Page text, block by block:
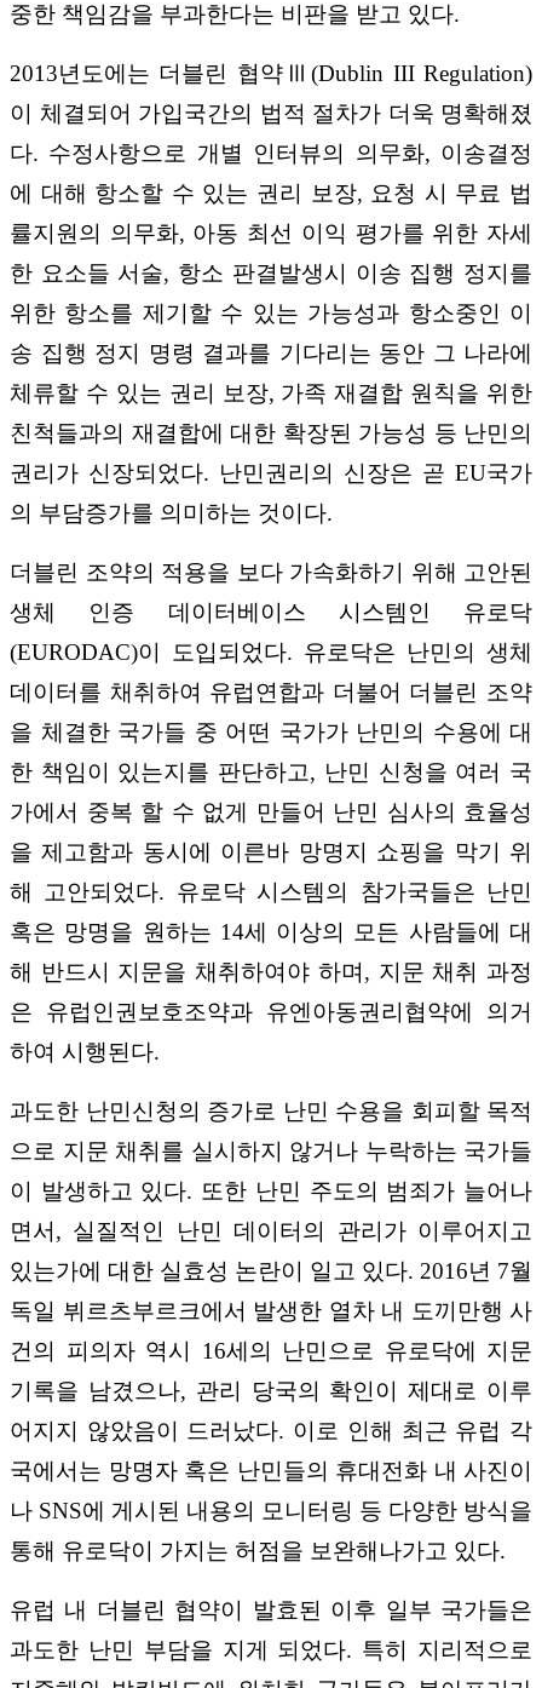
중한 책임감을 부과한다는 비판을 받고 있다.
2013년도에는 더블린 협약Ⅲ(Dublin III Regulation)
이 체결되어 가입국간의 법적 절차가 더욱 명확해졌
다. 수정사항으로 개별 인터뷰의 의무화, 이송결정
에 대해 항소할 수 있는 권리 보장, 요청 시 무료 법
률지원의 의무화, 아동 최선 이익 평가를 위한 자세
한 요소들 서술, 항소 판결발생시 이송 집행 정지를
위한 항소를 제기할 수 있는 가능성과 항소중인 이
송 집행 정지 명령 결과를 기다리는 동안 그 나라에
체류할 수 있는 권리 보장, 가족 재결합 원칙을 위한
친척들과의 재결합에 대한 확장된 가능성 등 난민의
권리가 신장되었다. 난민권리의 신장은 곧 EU국가
의 부담증가를 의미하는 것이다.
더블린 조약의 적용을 보다 가속화하기 위해 고안된
생체 인증 데이터베이스 시스템인 유로닥
(EURODAC)이 도입되었다. 유로닥은 난민의 생체
데이터를 채취하여 유럽연합과 더불어 더블린 조약
을 체결한 국가들 중 어떤 국가가 난민의 수용에 대
한 책임이 있는지를 판단하고, 난민 신청을 여러 국
가에서 중복 할 수 없게 만들어 난민 심사의 효율성
을 제고함과 동시에 이른바 망명지 쇼핑을 막기 위
해 고안되었다. 유로닥 시스템의 참가국들은 난민
혹은 망명을 원하는 14세 이상의 모든 사람들에 대
해 반드시 지문을 채취하여야 하며, 지문 채취 과정
은 유럽인권보호조약과 유엔아동권리협약에 의거
하여 시행된다.
과도한 난민신청의 증가로 난민 수용을 회피할 목적
으로 지문 채취를 실시하지 않거나 누락하는 국가들
이 발생하고 있다. 또한 난민 주도의 범죄가 늘어나
면서, 실질적인 난민 데이터의 관리가 이루어지고
있는가에 대한 실효성 논란이 일고 있다. 2016년 7월
독일 뷔르츠부르크에서 발생한 열차 내 도끼만행 사
건의 피의자 역시 16세의 난민으로 유로닥에 지문
기록을 남겼으나, 관리 당국의 확인이 제대로 이루
어지지 않았음이 드러났다. 이로 인해 최근 유럽 각
국에서는 망명자 혹은 난민들의 휴대전화 내 사진이
나 SNS에 게시된 내용의 모니터링 등 다양한 방식을
통해 유로닥이 가지는 허점을 보완해나가고 있다.
유럽 내 더블린 협약이 발효된 이후 일부 국가들은
과도한 난민 부담을 지게 되었다. 특히 지리적으로